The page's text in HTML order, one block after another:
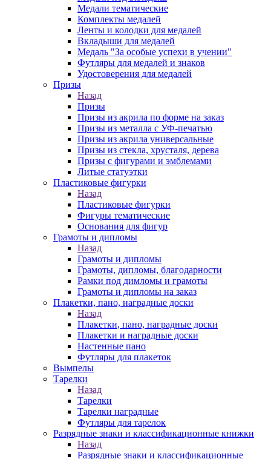
Медали тематические
Комплекты медалей
Ленты и колодки для медалей
Вкладыши для медалей
Медаль "За особые успехи в учении"
Футляры для медалей и знаков
Удостоверения для медалей
Призы
Назад
Призы
Призы из акрила по форме на заказ
Призы из металла с УФ-печатью
Призы из акрила универсальные
Призы из стекла, хрусталя, дерева
Призы с фигурами и эмблемами
Литые статуэтки
Пластиковые фигурки
Назад
Пластиковые фигурки
Фигуры тематические
Основания для фигур
Грамоты и дипломы
Назад
Грамоты и дипломы
Грамоты, дипломы, благодарности
Рамки под димломы и грамоты
Грамоты и дипломы на заказ
Плакетки, пано, наградные доски
Назад
Плакетки, пано, наградные доски
Плакетки и наградные доски
Настенные пано
Футляры для плакеток
Вымпелы
Тарелки
Назад
Тарелки
Тарелки наградные
Футляры для тарелок
Разрядные знаки и классификационные книжки
Назад
Разрядные знаки и классификационные